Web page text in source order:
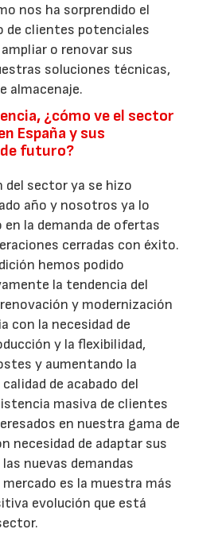
nos ha sorprendido el
de clientes potenciales
o renovar sus
soluciones técnicas,
almacenaje.
¿cómo ve el sector
España y sus
futuro?
del sector ya se hizo
año y nosotros ya lo
la demanda de ofertas
cerradas con éxito.
hemos podido
la tendencia del
y modernización
con la necesidad de
y la flexibilidad,
y aumentando la
de acabado del
masiva de clientes
en nuestra gama de
necesidad de adaptar sus
nuevas demandas
es la muestra más
evolución que está